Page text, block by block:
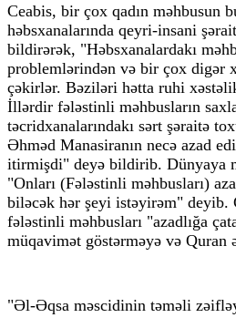
Ceabis, bir çox qadın məhbusun
həbsxanalarında qeyri-insani
bildirərək, "Həbsxanalardakı
problemlərindən və bir çox digər
çəkirlər. Bəziləri hətta ruhi
İllərdir fələstinli məhbusların
təcridxanalarındakı sərt şəraitə
Əhməd Manasiranın necə azad
itirmişdi" deyə bildirib. Dünyaya
"Onları (Fələstinli məhbusları)
biləcək hər şeyi istəyirəm" deyib.
fələstinli məhbusları "azadlığa
müqavimət göstərməyə və Quran
"Əl-Əqsa məscidinin təməli